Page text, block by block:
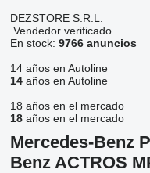
DEZSTORE S.R.L.
Vendedor verificado
En stock: 9766 anuncios
14 años en Autoline
14 años en Autoline
18 años en el mercado
18 años en el mercado
Mercedes-Benz
Benz ACTROS